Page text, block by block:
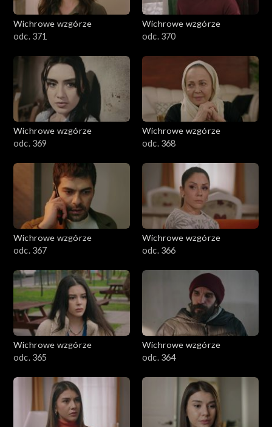
Wichrowe wzgórze
odc. 371
Wichrowe wzgórze
odc. 370
Wichrowe wzgórze
odc. 369
Wichrowe wzgórze
odc. 368
Wichrowe wzgórze
odc. 367
Wichrowe wzgórze
odc. 366
Wichrowe wzgórze
odc. 365
Wichrowe wzgórze
odc. 364